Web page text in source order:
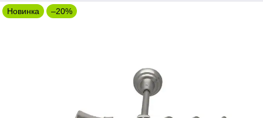
Новинка –20%